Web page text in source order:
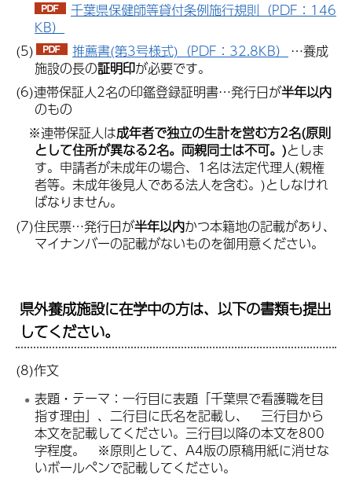
千葉県保健師等貸付条例施行規則（PDF：146
KB）
(5)
推薦書(第3号様式)（PDF：32.8KB） …養成
施設の長の証明印が必要です。
(6)連帯保証人2名の印鑑登録証明書…発行日が半年以内
のもの
※連帯保証人は成年者で独立の生計を営む方2名(原則
として住所が異なる2名。両親同士は不可。)としま
す。申請者が未成年の場合、1名は法定代理人(親権
者等。未成年後見人である法人を含む。)としなけれ
ばなりません。
(7)住民票…発行日が半年以内かつ本籍地の記載があり、
マイナンバーの記載がないものを御用意ください。
県外養成施設に在学中の方は、以下の書類も提出
してください。
(8)作文
表題・テーマ：一行目に表題「千葉県で看護職を目
指す理由」、二行目に氏名を記載し、 三行目から
本文を記載してください。三行目以降の本文を800
字程度。 ※原則として、A4版の原稿用紙に消せな
いボールペンで記載してください。